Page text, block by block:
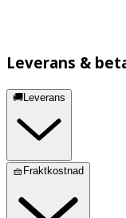
Leverans &
🚚Leverans
🧺Fraktkostnad